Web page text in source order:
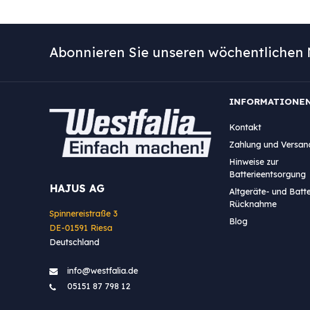
Abonnieren Sie unseren wöchentlichen
HAJUS AG
Spinnereistraße 3
DE-01591 Riesa
Deutschland
info@westfa​lia.de
05151 87 798 12
Kontakt
Zahlung und
Hinweise zur
Batterieentsorgung
Altgeräte- und
Rücknahme
Blog